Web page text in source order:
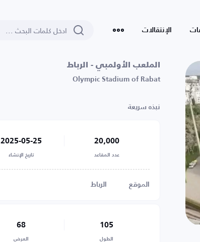
الإنتقالات
الملعب الأولمبي - الرباط
Olympic Stadium of Rabat
نبذه سريعة
20,000
عدد المقاعد
2025-05-25
تاريخ الإنشاء
الموقع الرباط
105
الطول
68
العرض